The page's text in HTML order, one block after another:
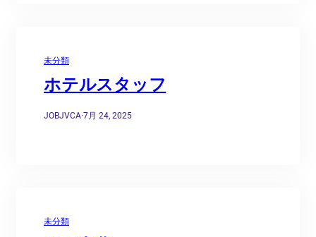
未分類
ホテルスタッフ
JOBJVCA·7月 24, 2025
未分類